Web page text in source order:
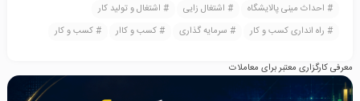
احداث مینی پالایشگاه اشتغال زایی
اشتغال و تولید کار
راه انداری کسب و کار
سرمایه گذاری کسب و کاار کسب و کار
معرفی کارگزاری معتبر برای معاملات